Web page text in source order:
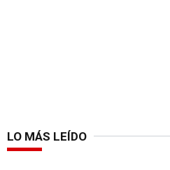
LO MÁS LEÍDO